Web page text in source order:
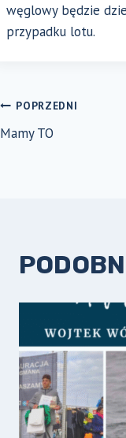
węglowy będzie
przypadku lotu.
WPISU
POPRZEDNI
Mamy TO